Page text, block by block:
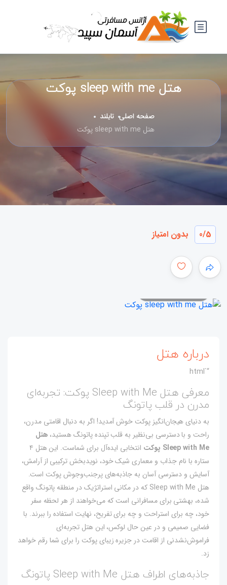
هتل sleep with me پوکت
صفحه اصلی تایلند
هتل sleep with me پوکت
0/5 بدون امتیاز
درباره هتل
“`html
معرفی هتل Sleep with Me پوکت: تجربه‌ای
مدرن در قلب پاتونگ
به دنیای هیجان‌انگیز پوکت خوش آمدید! اگر به دنبال اقامتی مدرن،
راحت و با دسترسی بی‌نظیر به قلب تپنده پاتونگ هستید، هتل
Sleep with Me پوکت
انتخابی ایده‌آل برای شماست. این هتل ۴
ستاره با نام جذاب و معماری شیک خود، نویدبخش ترکیبی از آرامش،
آسایش و دسترسی آسان به جاذبه‌های پرجنب‌وجوش پوکت است.
هتل Sleep with Me که در مکانی استراتژیک در منطقه پاتونگ واقع
شده، بهشتی برای مسافرانی است که می‌خواهند از هر لحظه سفر
خود، چه برای استراحت و چه برای تفریح، نهایت استفاده را ببرند. با
فضایی صمیمی و در عین حال لوکس، این هتل تجربه‌ای
فراموش‌نشدنی از اقامت در جزیره زیبای پوکت را برای شما رقم خواهد
زد.
جاذبه‌های اطراف هتل Sleep with Me پاتونگ